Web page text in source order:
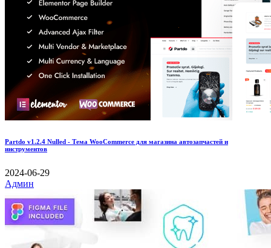
Partdo v1.2.4 Nulled - Тема WooCommerce для магазина автозапчастей и
инструментов
2024-06-29
Админ